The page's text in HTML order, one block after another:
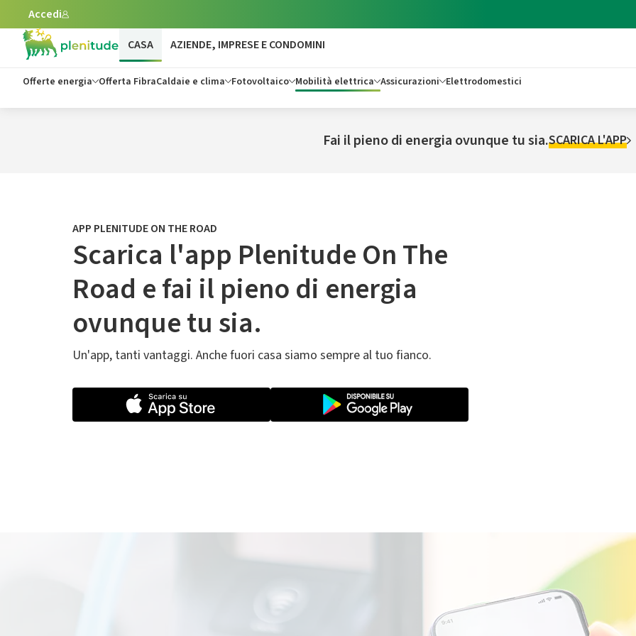
Vai al contenuto principale
Accedi
CASA
Offerte energia Offerta FibraCaldaie e clima Fotovoltaico Mobilità elettrica Assicurazioni Elettrodomestici
AZIENDE, IMPRESE E CONDOMINI
Fai il pieno di energia ovunque tu sia.SCARICA L'APP
APP PLENITUDE ON THE ROAD
Scarica l'app Plenitude On The
Road e fai il pieno di energia
ovunque tu sia.
Un'app, tanti vantaggi. Anche fuori casa siamo sempre al tuo fianco.
Il servizio di mobilità elettrica è gestito da Plenitude On The Road